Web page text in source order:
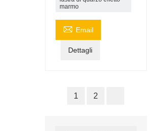
marmo
 Email
Dettagli
1 2